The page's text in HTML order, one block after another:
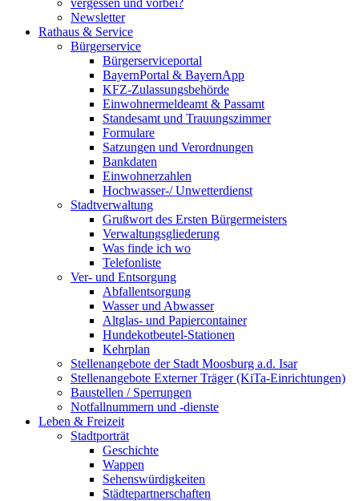
vergessen und vorbei?
Newsletter
Rathaus & Service
Bürgerservice
Bürgerserviceportal
BayernPortal & BayernApp
KFZ-Zulassungsbehörde
Einwohnermeldeamt & Passamt
Standesamt und Trauungszimmer
Formulare
Satzungen und Verordnungen
Bankdaten
Einwohnerzahlen
Hochwasser-/ Unwetterdienst
Stadtverwaltung
Grußwort des Ersten Bürgermeisters
Verwaltungsgliederung
Was finde ich wo
Telefonliste
Ver- und Entsorgung
Abfallentsorgung
Wasser und Abwasser
Altglas- und Papiercontainer
Hundekotbeutel-Stationen
Kehrplan
Stellenangebote der Stadt Moosburg a.d. Isar
Stellenangebote Externer Träger (KiTa-Einrichtungen)
Baustellen / Sperrungen
Notfallnummern und -dienste
Leben & Freizeit
Stadtporträt
Geschichte
Wappen
Sehenswürdigkeiten
Städtepartnerschaften